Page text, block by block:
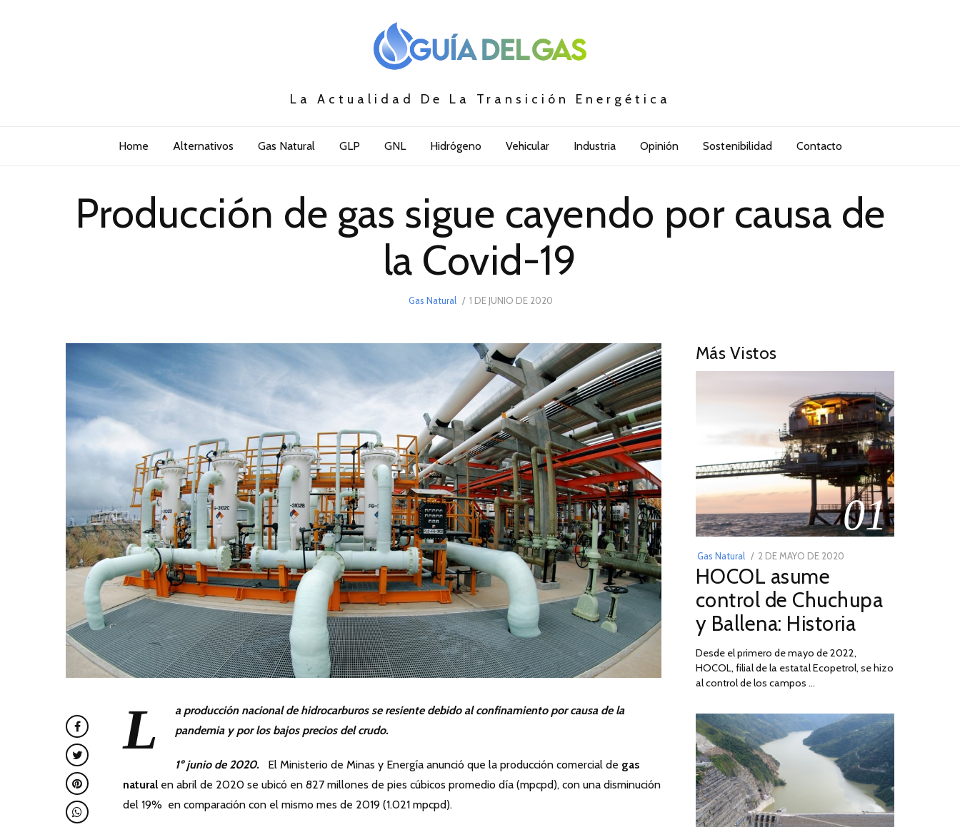
La Actualidad De La Transición Energética
Home Alternativos Gas Natural GLP GNL Hidrógeno Vehicular Industria Opinión Sostenibilidad Contacto
Producción de gas sigue cayendo por causa de
la Covid-19
Gas Natural
POSTED
1 DE JUNIO DE 2020
DE
2020
L
a producción nacional de hidrocarburos se resiente debido al confinamiento por causa de la
pandemia y por los bajos precios del crudo.
1º junio de 2020. El Ministerio de Minas y Energía anunció que la producción comercial de gas
natural en abril de 2020 se ubicó en 827 millones de pies cúbicos promedio día (mpcpd), con una disminución
del 19% en comparación con el mismo mes de 2019 (1.021 mpcpd).
Más Vistos
01
Gas Natural
POSTED
ON
2 DE MAYO DE 2020
DE
2026
HOCOL asume
control de Chuchupa
y Ballena: Historia
Desde el primero de mayo de 2022,
HOCOL, filial de la estatal Ecopetrol, se hizo
al control de los campos …